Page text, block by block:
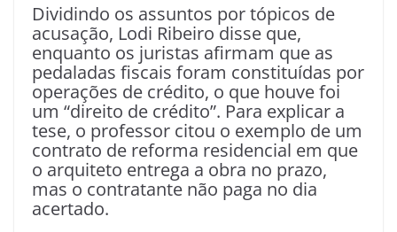
Dividindo os assuntos por tópicos de
acusação, Lodi Ribeiro disse que,
enquanto os juristas afirmam que as
pedaladas fiscais foram constituídas por
operações de crédito, o que houve foi
um “direito de crédito”. Para explicar a
tese, o professor citou o exemplo de um
contrato de reforma residencial em que
o arquiteto entrega a obra no prazo,
mas o contratante não paga no dia
acertado.